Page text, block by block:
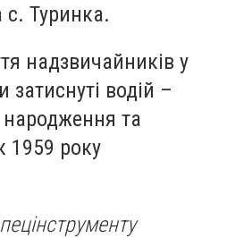
Туринка.
надзвичайників у
затиснуті водій –
народження та
1959 року